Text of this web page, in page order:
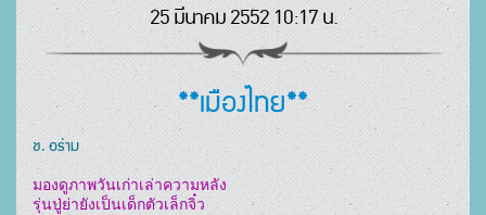
25 มีนาคม 2552 10:17 น.
**เมืองไทย**
ช. อร่าม
มองดูภาพวันเก่าเล่าความหลัง
รุ่นปู่ย่ายังเป็นเด็กตัวเล็กจิ๋ว